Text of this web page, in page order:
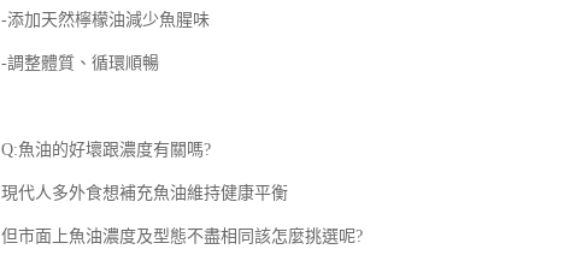
-添加天然檸檬油減少魚腥味
-調整體質、循環順暢
Q:魚油的好壞跟濃度有關嗎?
現代人多外食想補充魚油維持健康平衡
但市面上魚油濃度及型態不盡相同該怎麼挑選呢?